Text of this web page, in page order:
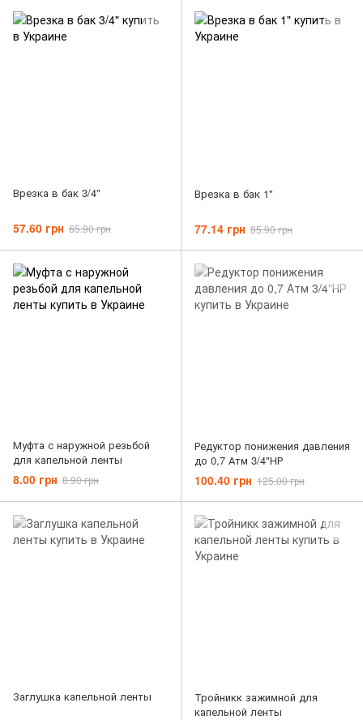
Врезка в бак 3/4"
57.60 грн 65.90 грн
Врезка в бак 1"
77.14 грн 85.90 грн
Муфта с наружной резьбой
для капельной ленты
8.00 грн 8.90 грн
Редуктор понижения давления
до 0,7 Атм 3/4"НР
100.40 грн 125.00 грн
Заглушка капельной ленты
Тройникк зажимной для
капельной ленты